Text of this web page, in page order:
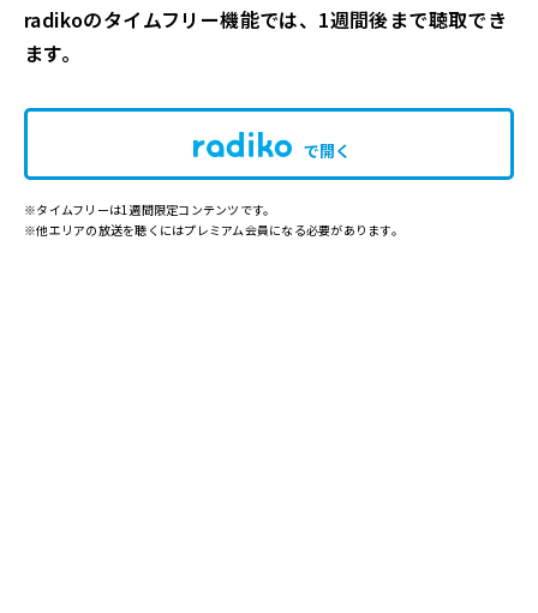
radikoのタイムフリー機能では、1週間後まで聴取でき
ます。
で開く
※タイムフリーは1週間限定コンテンツです。
※他エリアの放送を聴くにはプレミアム会員になる必要があります。